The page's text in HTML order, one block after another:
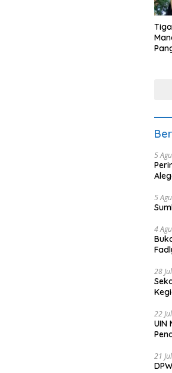
5
5
4
28
22
UIN
21